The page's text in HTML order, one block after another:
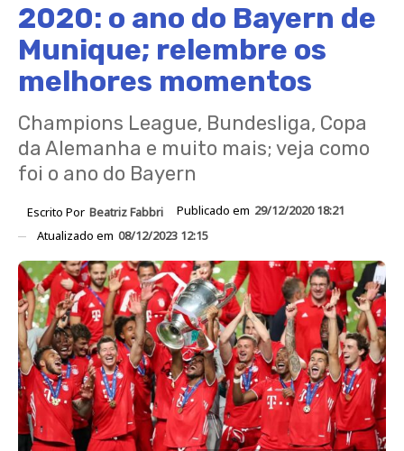
2020: o ano do Bayern de
Munique; relembre os
melhores momentos
Champions League, Bundesliga, Copa
da Alemanha e muito mais; veja como
foi o ano do Bayern
Escrito Por Beatriz Fabbri Publicado em 29/12/2020 18:21
Atualizado em 08/12/2023 12:15